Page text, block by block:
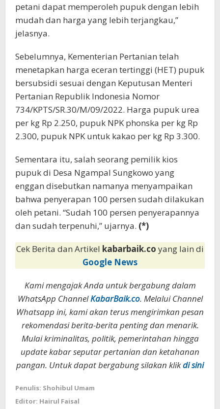
petani dapat memperoleh pupuk dengan lebih
mudah dan harga yang lebih terjangkau,”
jelasnya.
Sebelumnya, Kementerian Pertanian telah
menetapkan harga eceran tertinggi (HET) pupuk
bersubsidi sesuai dengan Keputusan Menteri
Pertanian Republik Indonesia Nomor
734/KPTS/SR.30/M/09/2022. Harga pupuk urea
per kg Rp 2.250, pupuk NPK phonska per kg Rp
2.300, pupuk NPK untuk kakao per kg Rp 3.300.
Sementara itu, salah seorang pemilik kios
pupuk di Desa Ngampal Sungkowo yang
enggan disebutkan namanya menyampaikan
bahwa penyerapan 100 persen sudah dilakukan
oleh petani. “Sudah 100 persen penyerapannya
dan sudah terpenuhi,” ujarnya. (*)
Cek Berita dan Artikel kabarbaik.co yang lain di
Google News
Kami mengajak Anda untuk bergabung dalam
WhatsApp ChannelKabarBaik.co. Melalui Channel
Whatsapp ini, kami akan terus mengirimkan pesan
rekomendasi berita-berita penting dan menarik.
Mulai kriminalitas, politik, pemerintahan hingga
update kabar seputar pertanian dan ketahanan
pangan. Untuk dapat bergabung silakan klikdi sini
Penulis: Shohibul Umam
Editor: Hairul Faisal